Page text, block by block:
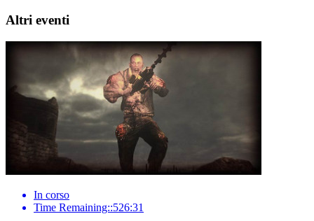
Altri eventi
In corso
Time Remaining::526:31